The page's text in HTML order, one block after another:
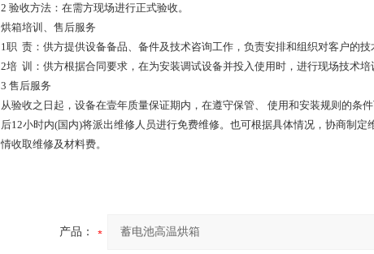
2 验收方法：在需方现场进行正式验收。
烘箱培训、售后服务
1职 责：供方提供设备备品、备件及技术咨询工作，负责安排和组织对客户的技
2培 训：供方根据合同要求，在为安装调试设备并投入使用时，进行现场技术培
3 售后服务
从验收之日起，设备在壹年质量保证期内，在遵守保管、 使用和安装规则的条
后12小时内(国内)将派出维修人员进行免费维修。也可根据具体情况，协商制
情收取维修及材料费。
产品：